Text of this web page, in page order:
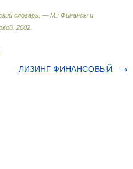
словарь. — М.: Финансы и
2002
ЛИЗИНГ ФИНАНСОВЫЙ